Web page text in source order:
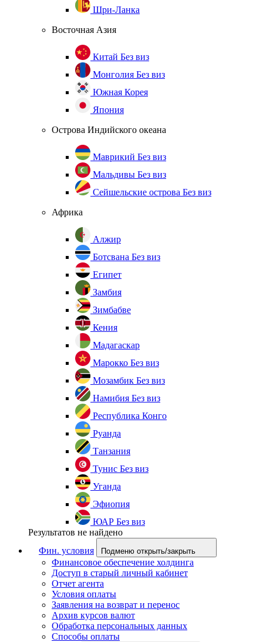
Шри-Ланка
Восточная Азия
Китай Без виз
Монголия Без виз
Южная Корея
Япония
Острова Индийского океана
Маврикий Без виз
Мальдивы Без виз
Сейшельские острова Без виз
Африка
Алжир
Ботсвана Без виз
Египет
Замбия
Зимбабве
Кения
Мадагаскар
Марокко Без виз
Мозамбик Без виз
Намибия Без виз
Республика Конго
Руанда
Танзания
Тунис Без виз
Уганда
Эфиопия
ЮАР Без виз
Результатов не найдено
Фин. условия
Подменю открыть/закрыть
Финансовое обеспечение холдинга
Доступ в старый личный кабинет
Отчет агента
Условия оплаты
Заявления на возврат и перенос
Архив курсов валют
Обработка персональных данных
Способы оплаты